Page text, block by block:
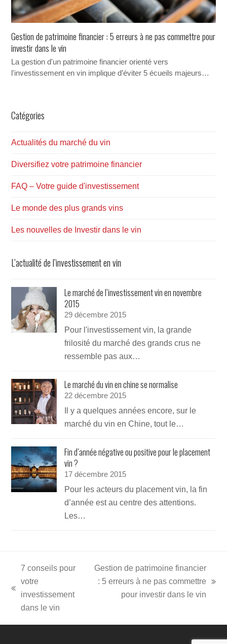
Gestion de patrimoine financier : 5 erreurs à ne pas commettre pour
investir dans le vin
La gestion d'un patrimoine financier orienté vers
l'investissement en vin implique d’éviter 5 écueils majeurs…
Catégories
Actualités du marché du vin
Diversifiez votre patrimoine financier
FAQ – Votre guide d'investissement
Le monde des plus grands vins
Les nouvelles de Investir dans le vin
L’actualité de l’investissement en vin
Le marché de l’investissement vin en novembre
2015
29 décembre 2015
Pour l'investissement vin, la grande
frilosité du marché des grands crus ne
ressemble pas aux…
Le marché du vin en chine se normalise
22 décembre 2015
Il y a quelques années encore, sur le
marché du vin en Chine, tout le…
Fin d’année négative ou positive pour le placement
vin ?
17 décembre 2015
Pour les acteurs du placement vin, la fin
d’année est au centre des attentions.
Les…
previous
post:
7 conseils pour
votre
investissement
dans le vin
Gestion de patrimoine financier
: 5 erreurs à ne pas commettre
pour investir dans le vin